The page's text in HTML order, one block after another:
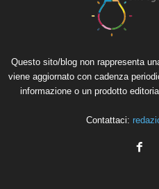
Questo sito/blog non rappresenta
viene aggiornato con cadenza
informazione o un prodotto
Contattaci: